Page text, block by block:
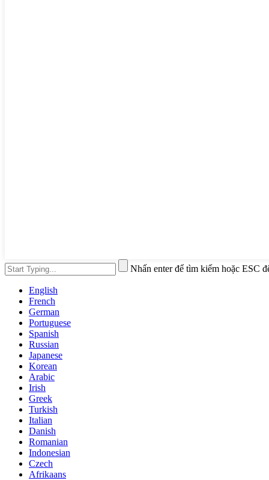
Nhấn enter để tìm kiếm hoặc ESC
English
French
German
Portuguese
Spanish
Russian
Japanese
Korean
Arabic
Irish
Greek
Turkish
Italian
Danish
Romanian
Indonesian
Czech
Afrikaans